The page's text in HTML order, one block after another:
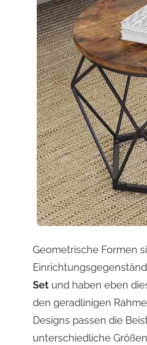
Geometrische Formen
Setund haben eben
den geradlinigen
Designs passen die
unterschiedliche